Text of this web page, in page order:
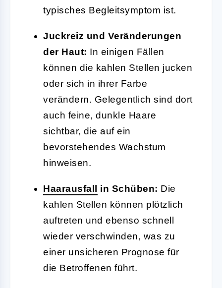
typisches Begleitsymptom ist.
Juckreiz und Veränderungen
der Haut: In einigen Fällen
können die kahlen Stellen jucken
oder sich in ihrer Farbe
verändern. Gelegentlich sind dort
auch feine, dunkle Haare
sichtbar, die auf ein
bevorstehendes Wachstum
hinweisen.
Haarausfall in Schüben: Die
kahlen Stellen können plötzlich
auftreten und ebenso schnell
wieder verschwinden, was zu
einer unsicheren Prognose für
die Betroffenen führt.